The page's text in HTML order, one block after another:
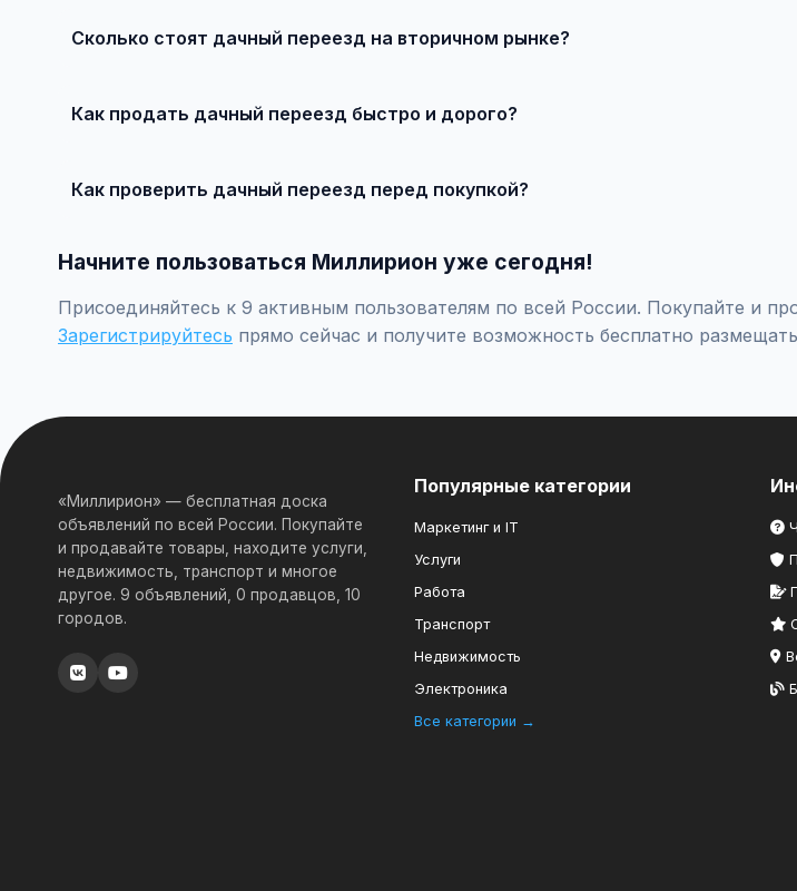
Сколько стоят дачный переезд на вторичном рынке?
Как продать дачный переезд быстро и дорого?
Как проверить дачный переезд перед покупкой?
Начните пользоваться Миллирион уже сегодня!
Присоединяйтесь к 9 активным пользователям по всей России. Покупайте и
Зарегистрируйтесь прямо сейчас и получите возможность бесплатно
«Миллирион» — бесплатная доска
объявлений по всей России. Покупайте
и продавайте товары, находите услуги,
недвижимость, транспорт и многое
другое. 9 объявлений, 0 продавцов, 10
городов.
Популярные категории
Маркетинг и IT
Услуги
Работа
Транспорт
Недвижимость
Электроника
Все категории →